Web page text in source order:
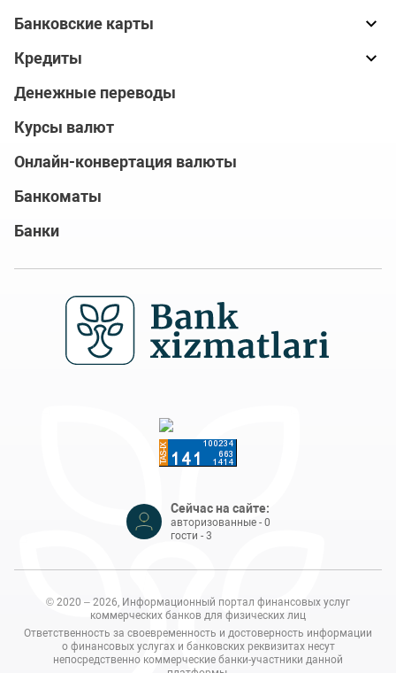
Банковские карты
Кредиты
Денежные переводы
Курсы валют
Онлайн-конвертация валюты
Банкоматы
Банки
Сейчас на сайте:
авторизованные - 0
гости - 3
© 2020 – 2026, Информационный портал финансовых услуг
коммерческих банков для физических лиц
Ответственность за своевременность и достоверность информации
о финансовых услугах и банковских реквизитах несут
непосредственно коммерческие банки-участники данной